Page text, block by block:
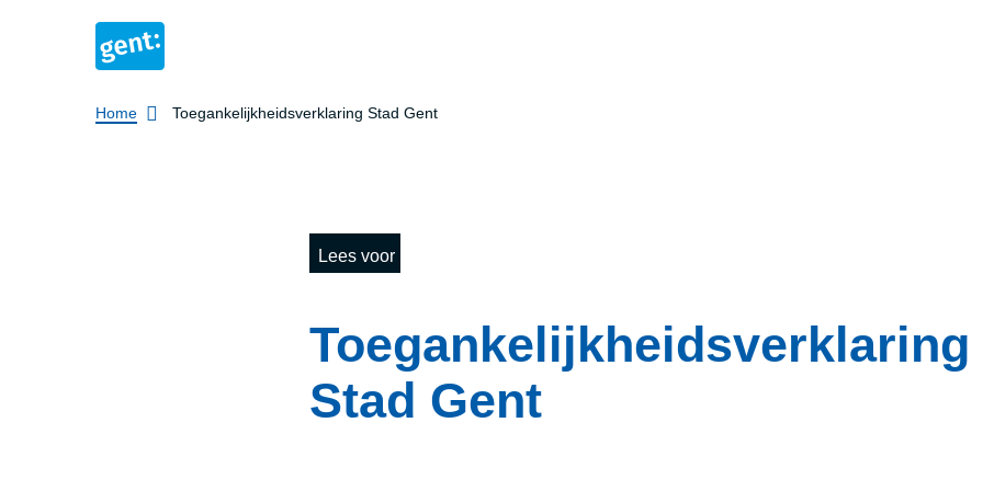
Breadcrumb
Home Toegankelijkheidsverklaring Stad Gent
Lees voor
Toe­gan­ke­lijk­heids­ver­kla­ring
Stad Gent